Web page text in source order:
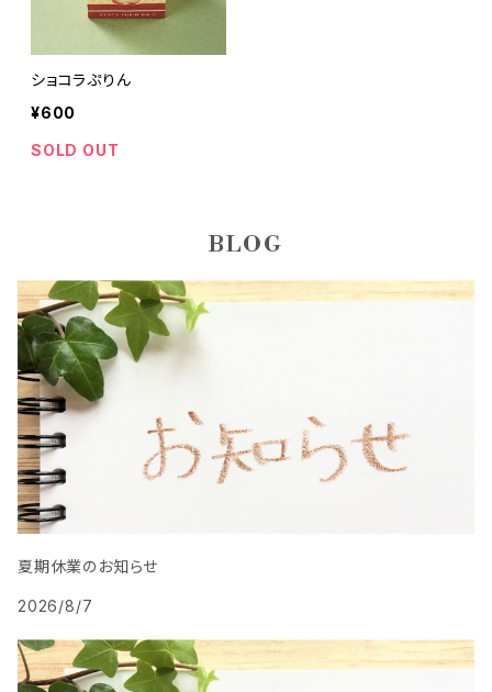
ショコラぷりん
¥600
SOLD OUT
BLOG
夏期休業のお知らせ
2026/8/7